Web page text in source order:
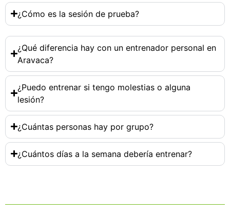
¿Cómo es la sesión de prueba?
¿Qué diferencia hay con un entrenador personal en
Aravaca?
¿Puedo entrenar si tengo molestias o alguna
lesión?
¿Cuántas personas hay por grupo?
¿Cuántos días a la semana debería entrenar?